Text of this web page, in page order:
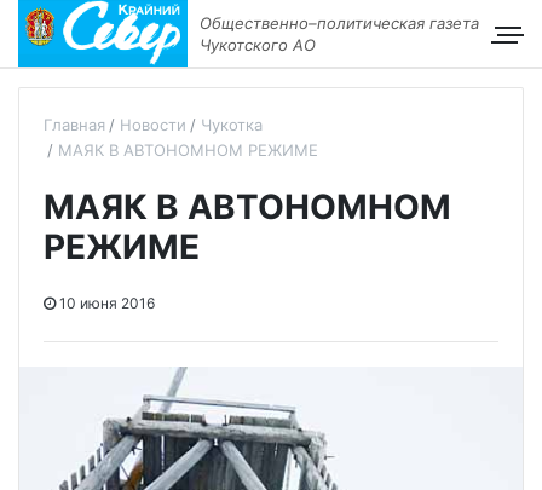
Общественно–политическая газета
Чукотского АО
Главная Новости
Чукотка
МАЯК В АВТОНОМНОМ РЕЖИМЕ
МАЯК В АВТОНОМНОМ
РЕЖИМЕ
10 июня 2016